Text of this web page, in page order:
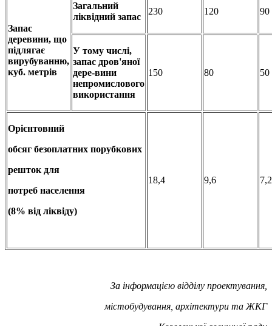
Запас
деревини, що
підлягає
вирубуванню,
куб. метрів
Загальний
ліквідний запас
230 120 90
У тому числі,
запас дров'яної
дере-вини
непромислового
використання
150 80 50
Орієнтовний
обсяг безоплатних порубкових
решток для
потреб населення
(8% від ліквіду)
18,4 9,6 7,2
За інформацією відділу проектування,
містобудування, архітектури та ЖКГ